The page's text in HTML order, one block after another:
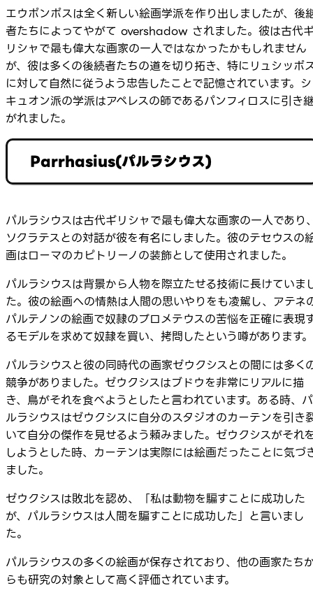
エウポンポスは全く新しい絵画学派を作り出しましたが、後
者たちによってやがて overshadow されました。彼は古代
リシャで最も偉大な画家の一人ではなかったかもしれません
が、彼は多くの後続者たちの道を切り拓き、特にリュシッポ
に対して自然に従うよう忠告したことで記憶されています。シ
キュオン派の学派はアペレスの師であるパンフィロスに引き
がれました。
Parrhasius(パルラシウス)
パルラシウスは古代ギリシャで最も偉大な画家の一人であり
ソクラテスとの対話が彼を有名にしました。彼のテセウスの
画はローマのカピトリーノの装飾として使用されました。
パルラシウスは背景から人物を際立たせる技術に長けていま
た。彼の絵画への情熱は人間の思いやりをも凌駕し、アテネ
パルテノンの絵画で奴隷のプロメテウスの苦悩を正確に表現
るモデルを求めて奴隷を買い、拷問したという噂があります。
パルラシウスと彼の同時代の画家ゼウクシスとの間には多く
競争がありました。ゼウクシスはブドウを非常にリアルに描
き、鳥がそれを食べようとしたと言われています。ある時、パ
ルラシウスはゼウクシスに自分のスタジオのカーテンを引き
いて自分の傑作を見せるよう頼みました。ゼウクシスがそれ
しようとした時、カーテンは実際には絵画だったことに気づ
ました。
ゼウクシスは敗北を認め、「私は動物を騙すことに成功した
が、パルラシウスは人間を騙すことに成功した」と言いまし
た。
パルラシウスの多くの絵画が保存されており、他の画家たち
らも研究の対象として高く評価されています。